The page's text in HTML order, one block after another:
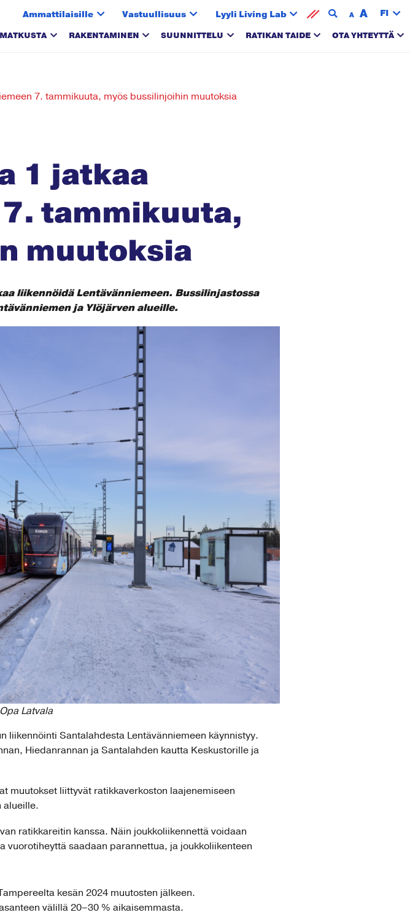
Ammattilaisille Vastuullisuus Lyyli Living Lab A A FI
MATKUSTA RAKENTAMINEN SUUNNITTELU RATIKAN TAIDE OTA YHTEYTTÄ
7. tammikuuta, myös bussilinjoihin muutoksia
1 jatkaa
tammikuuta,
muutoksia
liikennöidä Lentävänniemeen. Bussilinjastossa
ja Ylöjärven alueille.
Latvala
liikennöinti Santalahdesta Lentävänniemeen käynnistyy.
Hiedanrannan ja Santalahden kautta Keskustorille ja
muutokset liittyvät ratikkaverkoston laajenemiseen
alueille.
ratikkareitin kanssa. Näin joukkoliikennettä voidaan
saadaan parannettua, ja joukkoliikenteen
kesän 2024 muutosten jälkeen.
välillä 20–30 % aikaisemmasta.